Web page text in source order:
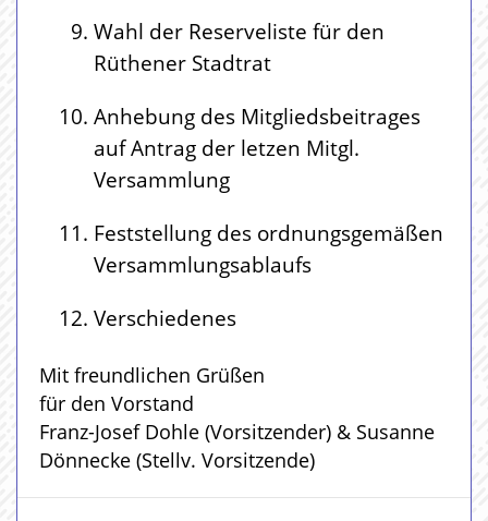
Wahl der Reserveliste für den
Rüthener Stadtrat
Anhebung des Mitgliedsbeitrages
auf Antrag der letzen Mitgl.
Versammlung
Feststellung des ordnungsgemäßen
Versammlungsablaufs
Verschiedenes
Mit freundlichen Grüßen
für den Vorstand
Franz-Josef Dohle (Vorsitzender) & Susanne
Dönnecke (Stellv. Vorsitzende)